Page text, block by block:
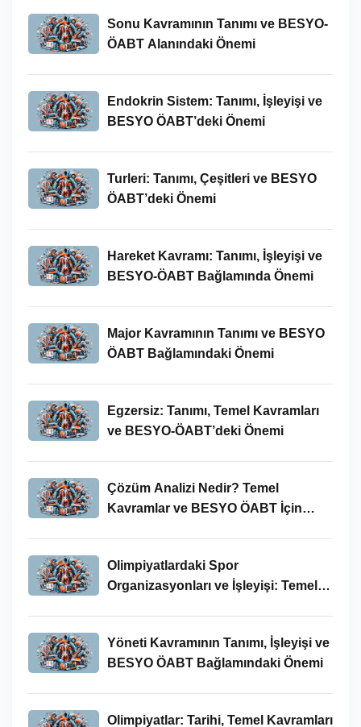
Sonu Kavramının Tanımı ve BESYO-
ÖABT Alanındaki Önemi
Endokrin Sistem: Tanımı, İşleyişi ve
BESYO ÖABT’deki Önemi
Turleri: Tanımı, Çeşitleri ve BESYO
ÖABT’deki Önemi
Hareket Kavramı: Tanımı, İşleyişi ve
BESYO-ÖABT Bağlamında Önemi
Major Kavramının Tanımı ve BESYO
ÖABT Bağlamındaki Önemi
Egzersiz: Tanımı, Temel Kavramları
ve BESYO-ÖABT’deki Önemi
Çözüm Analizi Nedir? Temel
Kavramlar ve BESYO ÖABT İçin
Olimpiyatlardaki Spor
Organizasyonları ve İşleyişi: Temel
Yöneti Kavramının Tanımı, İşleyişi ve
BESYO ÖABT Bağlamındaki Önemi
Olimpiyatlar: Tarihi, Temel Kavramları